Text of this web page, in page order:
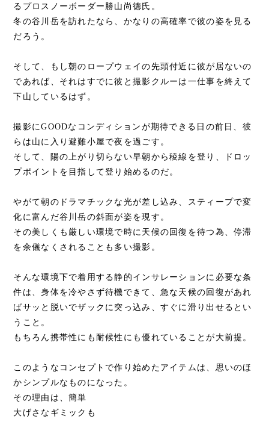
るプロスノーボーダー勝山尚徳氏。
冬の谷川岳を訪れたなら、かなりの高確率で彼の姿を見る
だろう。
そして、もし朝のロープウェイの先頭付近に彼が居ないの
であれば、それはすでに彼と撮影クルーは一仕事を終えて
下山しているはず。
撮影にGOODなコンディションが期待できる日の前日、彼
らは山に入り避難小屋で夜を過ごす。
そして、陽の上がり切らない早朝から稜線を登り、ドロッ
プポイントを目指して登り始めるのだ。
やがて朝のドラマチックな光が差し込み、スティープで変
化に富んだ谷川岳の斜面が姿を現す。
その美しくも厳しい環境で時に天候の回復を待つ為、停滞
を余儀なくされることも多い撮影。
そんな環境下で着用する静的インサレーションに必要な条
件は、身体を冷やさず待機できて、急な天候の回復があれ
ばサッと脱いでザックに突っ込み、すぐに滑り出せるとい
うこと。
もちろん携帯性にも耐候性にも優れていることが大前提。
このようなコンセプトで作り始めたアイテムは、思いのほ
かシンプルなものになった。
その理由は、簡単
大げさなギミックも